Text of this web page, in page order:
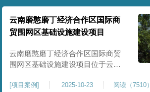
保处理后地基承载力特征值
≥100kPa、压实系数≥0.94、压缩模
量≥5MPa，工程实施后将有效提升
场地整体承载力与均匀性，消除不
均匀沉降隐患，为园区高端装备产
业项目
云南磨憨磨丁经济合作区国际商
贸围网区基础设施建设项目
云南磨憨磨丁经济合作区国际商贸
围网区基础设施建设项目位于云南
商贸、口岸监管、通关查验的重要
[项目案例] 2025-10-23 阅读（7510）